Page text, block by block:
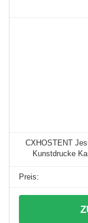
CXHOSTENT
Kunstdrucke